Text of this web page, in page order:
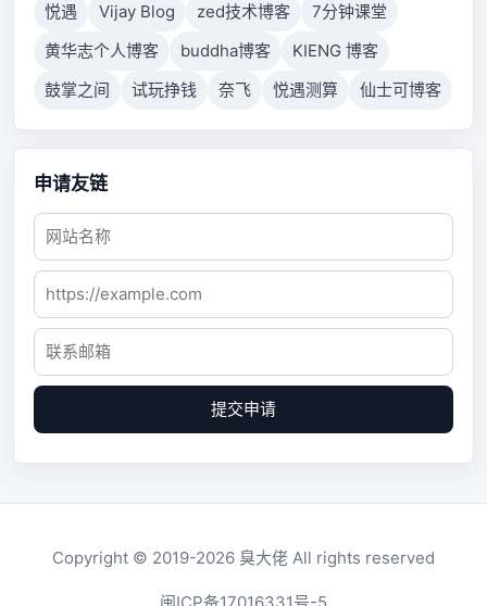
悦遇
Vijay Blog zed技术博客
7分钟课堂
黄华志个人博客
buddha博客
KIENG 博客
鼓掌之间
试玩挣钱 奈飞 悦遇测算 仙士可博客
申请友链
提交申请
Copyright © 2019-2026 臭大佬 All rights reserved